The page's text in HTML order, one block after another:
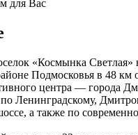
«Космынка Светлая»
Подмосковья в 48
центра — города
Ленинградскому,
а также по